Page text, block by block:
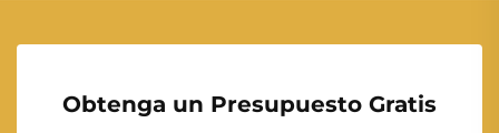
Obtenga un Presupuesto Gratis